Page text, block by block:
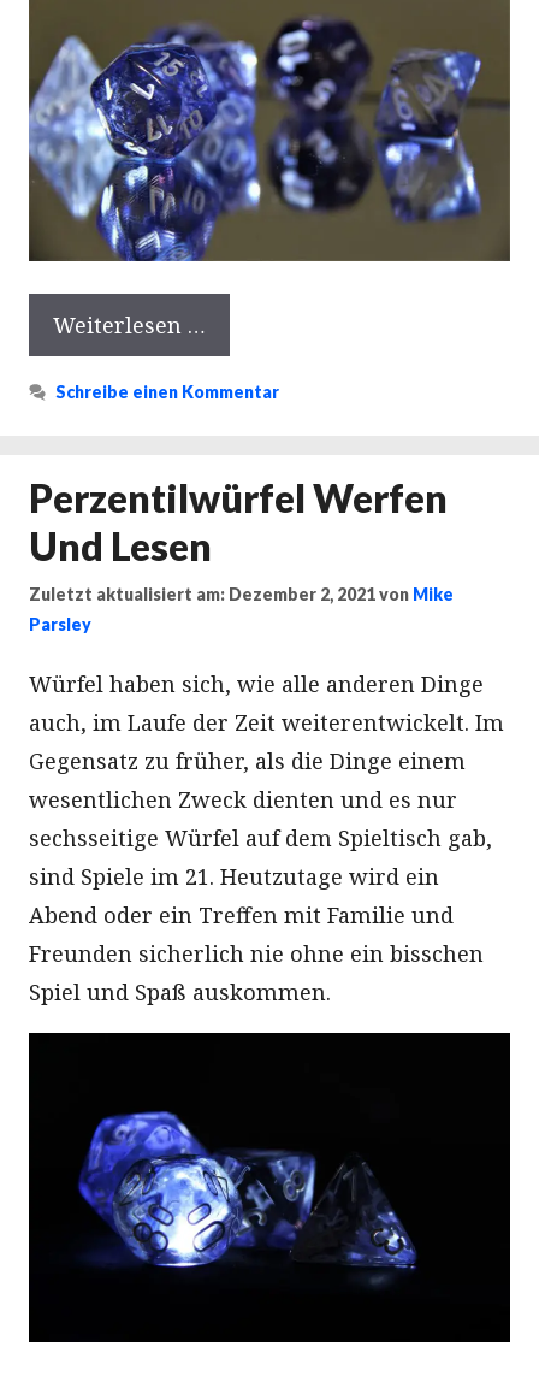
Weiterlesen …
Schreibe einen Kommentar
Perzentilwürfel Werfen
Und Lesen
Zuletzt aktualisiert am: Dezember 2, 2021von Mike
Parsley
Würfel haben sich, wie alle anderen Dinge
auch, im Laufe der Zeit weiterentwickelt. Im
Gegensatz zu früher, als die Dinge einem
wesentlichen Zweck dienten und es nur
sechsseitige Würfel auf dem Spieltisch gab,
sind Spiele im 21. Heutzutage wird ein
Abend oder ein Treffen mit Familie und
Freunden sicherlich nie ohne ein bisschen
Spiel und Spaß auskommen.